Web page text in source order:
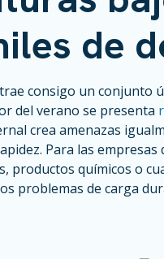
de
consigo un conjunto
del verano se presenta
crea amenazas
Para las
productos químicos o
problemas de carga